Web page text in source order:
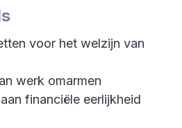
voor het welzijn van
werk omarmen
financiële eerlijkheid